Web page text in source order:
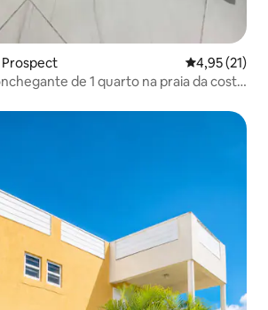
Classificação
4,95 (21)
de 1 quarto na praia da costa